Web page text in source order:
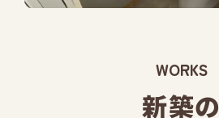
WORKS
新築の